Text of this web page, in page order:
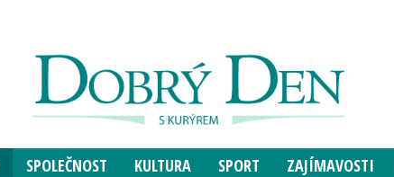
SPOLEČNOST KULTURA SPORT ZAJÍMAVOSTI